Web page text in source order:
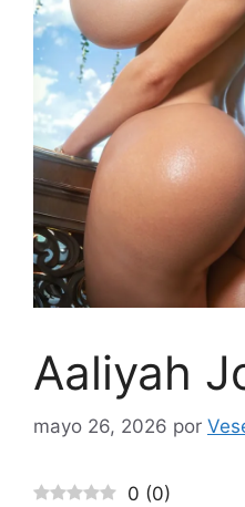
Aaliyah
mayo 26, 2026 por
0 (0)